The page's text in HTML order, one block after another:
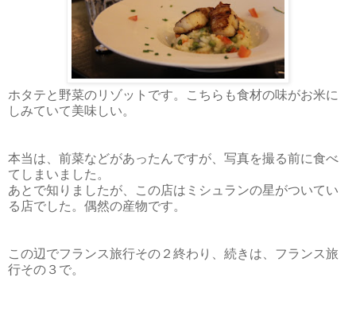
ホタテと野菜のリゾットです。こちらも食材の味がお米に
しみていて美味しい。
本当は、前菜などがあったんですが、写真を撮る前に食べ
てしまいました。
あとで知りましたが、この店はミシュランの星がついてい
る店でした。偶然の産物です。
この辺でフランス旅行その２終わり、続きは、フランス旅
行その３で。